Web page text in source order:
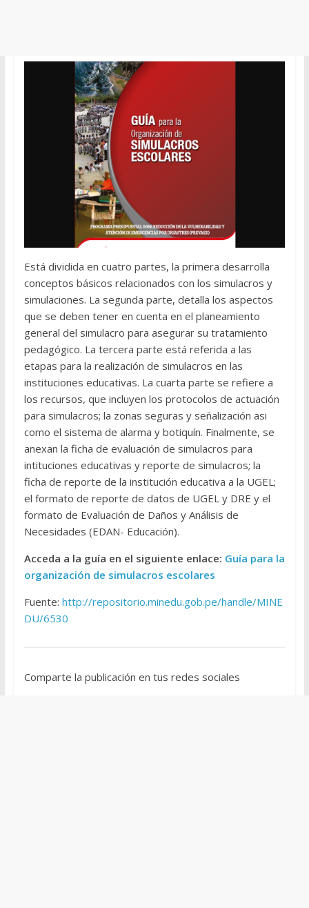
Está dividida en cuatro partes, la primera desarrolla
conceptos básicos relacionados con los simulacros y
simulaciones. La segunda parte, detalla los aspectos
que se deben tener en cuenta en el planeamiento
general del simulacro para asegurar su tratamiento
pedagógico. La tercera parte está referida a las
etapas para la realización de simulacros en las
instituciones educativas. La cuarta parte se refiere a
los recursos, que incluyen los protocolos de actuación
para simulacros; la zonas seguras y señalización asi
como el sistema de alarma y botiquín. Finalmente, se
anexan la ficha de evaluación de simulacros para
intituciones educativas y reporte de simulacros; la
ficha de reporte de la institución educativa a la UGEL;
el formato de reporte de datos de UGEL y DRE y el
formato de Evaluación de Daños y Análisis de
Necesidades (EDAN- Educación).
Acceda a la guía en el siguiente enlace: Guía para la
organización de simulacros escolares
Fuente: http://repositorio.minedu.gob.pe/handle/MINE
DU/6530
Comparte la publicación en tus redes sociales